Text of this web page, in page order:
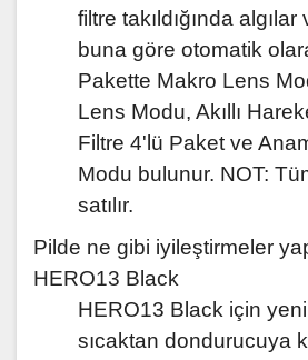
filtre takıldığında algılar
buna göre otomatik
Pakette Makro Lens
Lens Modu, Akıllı
Filtre 4'lü Paket ve
Modu bulunur. NOT:
satılır.
Pilde ne gibi iyileştirmeler
HERO13 Black
HERO13 Black için
sıcaktan dondurucuya